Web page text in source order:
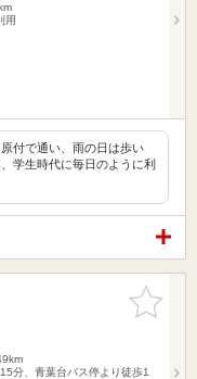
用
付で通い、雨の日は歩い
学生時代に毎日のように利
お気に入
りに追加
分、青葉台バス停より徒歩1